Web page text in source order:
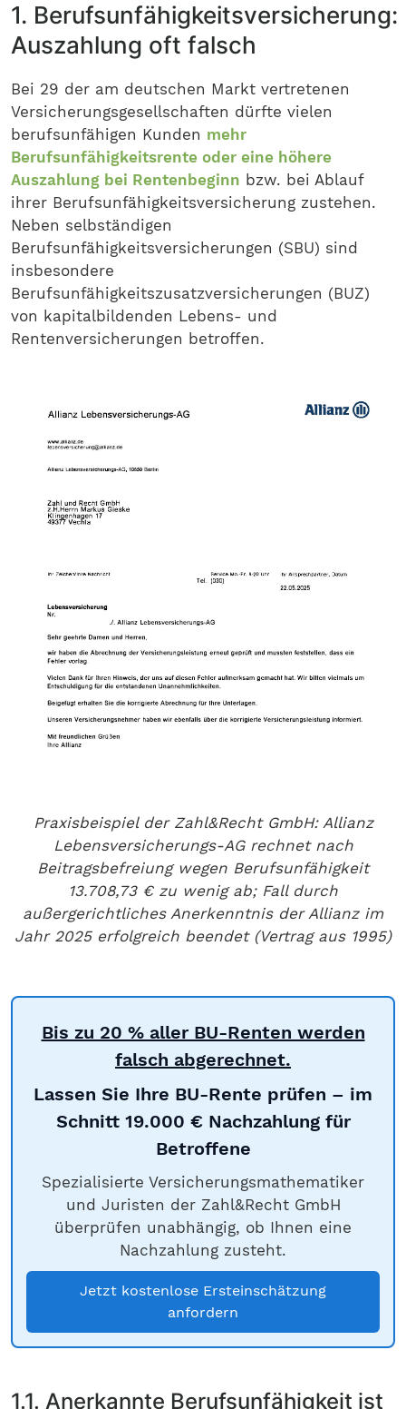
1. Berufsunfähigkeitsversicherung:
Auszahlung oft falsch
Bei 29 der am deutschen Markt vertretenen
Versicherungsgesellschaften dürfte vielen
berufsunfähigen Kunden mehr
Berufsunfähigkeitsrente oder eine höhere
Auszahlung bei Rentenbeginn bzw. bei Ablauf
ihrer Berufsunfähigkeitsversicherung zustehen.
Neben selbständigen
Berufsunfähigkeitsversicherungen (SBU) sind
insbesondere
Berufsunfähigkeitszusatzversicherungen (BUZ)
von kapitalbildenden Lebens- und
Rentenversicherungen betroffen.
Praxisbeispiel der Zahl&Recht GmbH: Allianz
Lebensversicherungs-AG rechnet nach
Beitragsbefreiung wegen Berufsunfähigkeit
13.708,73 € zu wenig ab; Fall durch
außergerichtliches Anerkenntnis der Allianz im
Jahr 2025 erfolgreich beendet (Vertrag aus 1995)
Bis zu 20 % aller BU-Renten werden
falsch abgerechnet.
Lassen Sie Ihre BU-Rente prüfen – im
Schnitt 19.000 € Nachzahlung für
Betroffene
Spezialisierte Versicherungsmathematiker
und Juristen der Zahl&Recht GmbH
überprüfen unabhängig, ob Ihnen eine
Nachzahlung zusteht.
Jetzt kostenlose Ersteinschätzung
anfordern
1.1. Anerkannte Berufsunfähigkeit ist